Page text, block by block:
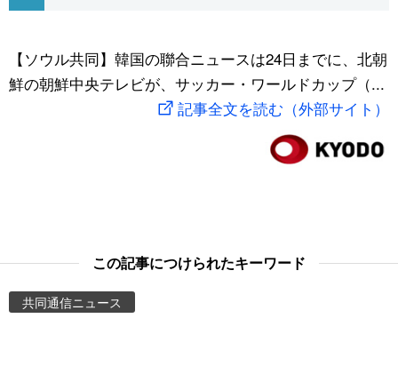
文化
動画/Live
スポーツ・東京2020
【ソウル共同】韓国の聯合ニュースは24日までに、北朝
鮮の朝鮮中央テレビが、サッカー・ワールドカップ（...
記事全文を読む（外部サイト）
この記事につけられたキーワード
共同通信ニュース